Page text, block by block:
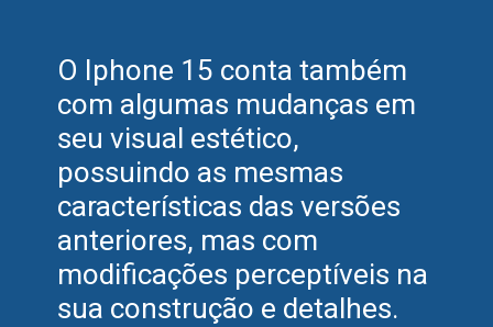
O Iphone 15 conta também
com algumas mudanças em
seu visual estético,
possuindo as mesmas
características das versões
anteriores, mas com
modificações perceptíveis na
sua construção e detalhes.